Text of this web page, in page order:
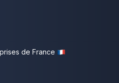
de France